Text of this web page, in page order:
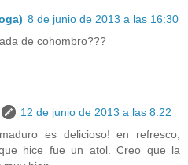
8 de junio de 2013 a las 16:30
de cohombro???
12 de junio de 2013 a las 8:22
es delicioso! en refresco,
hice fue un atol. Creo que la